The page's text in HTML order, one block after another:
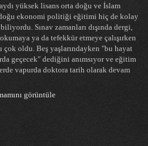
yüksek lisans orta doğu ve İslam
ekonomi politiği eğitimi hiç de kolay
Sınav zamanları dışında dergi,
ya da tefekkür etmeye çalışırken
çok oldu. Beş yaşlarındayken "bu hayat
geçecek" dediğini anımsıyor ve eğitim
vapurda doktora tarih olarak devam
görüntüle